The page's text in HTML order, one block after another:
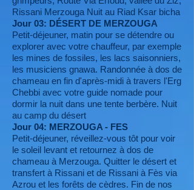
Rissani Merzouga Nuit au Riad Ksar bicha
Jour 03: DÉSERT DE MERZOUGA
Petit-déjeuner, matin pour se détendre ou
explorer avec votre chauffeur, par exemple
les mines de fossiles, les lacs saisonniers,
les musiciens gnawa. Randonnée à dos de
chameau en fin d'après-midi à travers l'Erg
Chebbi avec votre guide nomade pour
dormir la nuit dans une tente berbère. Nuit
au camp du désert
Jour 04: MERZOUGA - FES
Petit-déjeuner, réveillez-vous tôt pour voir
le soleil levant et retournez à dos de
chameau à Merzouga. Quitter le désert et
transfert à Rissani et de Rissani à Fès via
Azrou et les forêts de cèdres. Fin de nos